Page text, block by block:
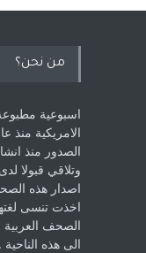
من نحن؟
اسبوعية
الصدور منذ
‏وتلاقي قبولا
اصدار هذه
اخذت ‏تنسى
الصحف
الى هذه